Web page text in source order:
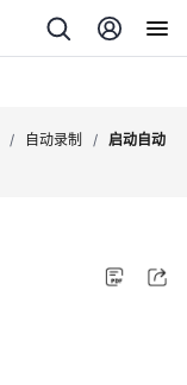
/ 自动录制 / 启动自动